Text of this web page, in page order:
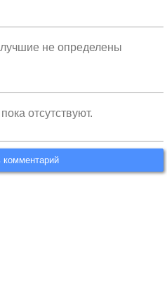
не определены
отсутствуют.
комментарий